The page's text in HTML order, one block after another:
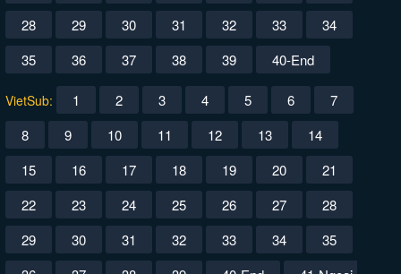
28
29 30 31 32 33
34
35
36 37 38 39 40-End
VietSub: 1 2 3 4 5 6
7
8
9 10 11 12 13
14
15
16 17 18 19 20
21
22
23 24 25 26 27
28
29
30 31 32 33 34
35